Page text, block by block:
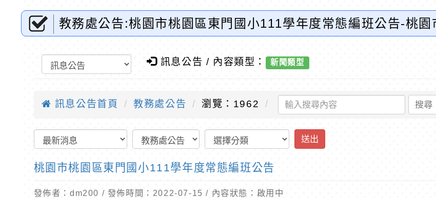
教務處公告:桃園市桃園區東門國小111學年度常態編班公告-桃
訊息公告 / 內容類型： 新聞類型
訊息公告首頁 教務處公告 瀏覽：1962 搜尋
送出
桃園市桃園區東門國小111學年度常態編班公告
發佈者：dm200 / 發佈時間：2022-07-15 / 內容狀態：啟用中